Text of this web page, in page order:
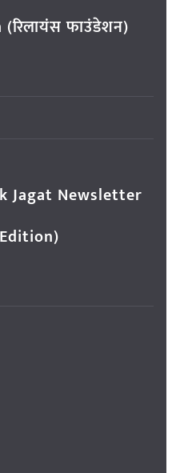
फाउंडेशन)
Jagat Newsletter